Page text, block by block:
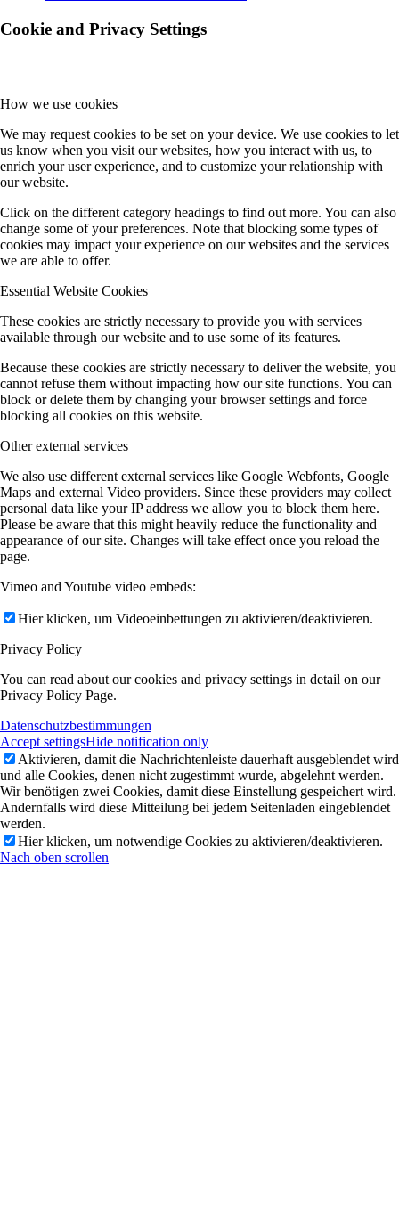
Cookie and Privacy Settings
How we use cookies
We may request cookies to be set on your device. We use cookies to let
us know when you visit our websites, how you interact with us, to
enrich your user experience, and to customize your relationship with
our website.
Click on the different category headings to find out more. You can also
change some of your preferences. Note that blocking some types of
cookies may impact your experience on our websites and the services
we are able to offer.
Essential Website Cookies
These cookies are strictly necessary to provide you with services
available through our website and to use some of its features.
Because these cookies are strictly necessary to deliver the website, you
cannot refuse them without impacting how our site functions. You can
block or delete them by changing your browser settings and force
blocking all cookies on this website.
Other external services
We also use different external services like Google Webfonts, Google
Maps and external Video providers. Since these providers may collect
personal data like your IP address we allow you to block them here.
Please be aware that this might heavily reduce the functionality and
appearance of our site. Changes will take effect once you reload the
page.
Vimeo and Youtube video embeds:
Hier klicken, um Videoeinbettungen zu aktivieren/deaktivieren.
Privacy Policy
You can read about our cookies and privacy settings in detail on our
Privacy Policy Page.
Datenschutzbestimmungen
Accept settingsHide notification only
Aktivieren, damit die Nachrichtenleiste dauerhaft ausgeblendet wird
und alle Cookies, denen nicht zugestimmt wurde, abgelehnt werden.
Wir benötigen zwei Cookies, damit diese Einstellung gespeichert wird.
Andernfalls wird diese Mitteilung bei jedem Seitenladen eingeblendet
werden.
Hier klicken, um notwendige Cookies zu aktivieren/deaktivieren.
Nach oben scrollen